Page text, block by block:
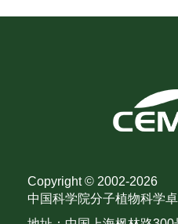
Copyright © 2002-2026
中国科学院分子植物科学